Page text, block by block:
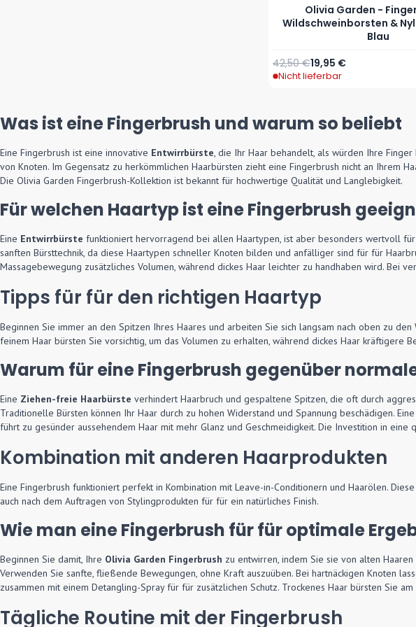
Olivia Garden -
Wildschweinborsten &
Blau
Sonderpreis
19,95 €
Regulärer Preis
42,50 €
Nicht lieferbar
Was ist eine Fingerbrush und warum so beliebt
Eine Fingerbrush ist eine innovative Entwirrbürste, die Ihr Haar behandelt, als würden Ihre
von Knoten. Im Gegensatz zu herkömmlichen Haarbürsten zieht eine Fingerbrush nicht an Ihrem
Die Olivia Garden Fingerbrush-Kollektion ist bekannt für hochwertige Qualität und Langlebigkeit.
Für welchen Haartyp ist eine Fingerbrush
Eine Entwirrbürste funktioniert hervorragend bei allen Haartypen, ist aber besonders wertvoll
sanften Bürsttechnik, da diese Haartypen schneller Knoten bilden und anfälliger sind für für
Massagebewegung zusätzliches Volumen, während dickes Haar leichter zu handhaben wird. Bei
Tipps für für den richtigen Haartyp
Beginnen Sie immer an den Spitzen Ihres Haares und arbeiten Sie sich langsam nach oben zu
feinem Haar bürsten Sie vorsichtig, um das Volumen zu erhalten, während dickes Haar kräftigere
Warum für eine Fingerbrush gegenüber
Eine Ziehen-freie Haarbürste verhindert Haarbruch und gespaltene Spitzen, die oft durch
Traditionelle Bürsten können Ihr Haar durch zu hohen Widerstand und Spannung beschädigen.
führt zu gesünder aussehendem Haar mit mehr Glanz und Geschmeidigkeit. Die Investition in
Kombination mit anderen Haarprodukten
Eine Fingerbrush funktioniert perfekt in Kombination mit Leave-in-Conditionern und Haarölen.
auch nach dem Auftragen von Stylingprodukten für für ein natürliches Finish.
Wie man eine Fingerbrush für für optimale
Beginnen Sie damit, Ihre Olivia Garden Fingerbrush zu entwirren, indem Sie sie von alten
Verwenden Sie sanfte, fließende Bewegungen, ohne Kraft auszuüben. Bei hartnäckigen Knoten
zusammen mit einem Detangling-Spray für für zusätzlichen Schutz. Trockenes Haar bürsten Sie
Tägliche Routine mit der Fingerbrush